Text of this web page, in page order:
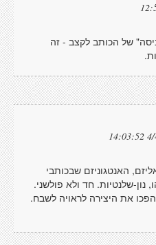
של הכותב לקצב - זה
4/
האנטגוניזם שבכותבי
נון-שלנטיות. חד ולא פולשני.
את היצירה לראויה לשבח.